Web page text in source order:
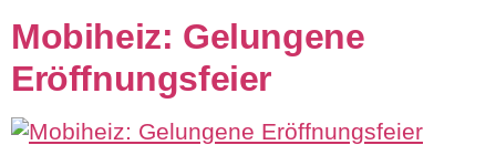
Mobiheiz: Gelungene
Eröffnungsfeier